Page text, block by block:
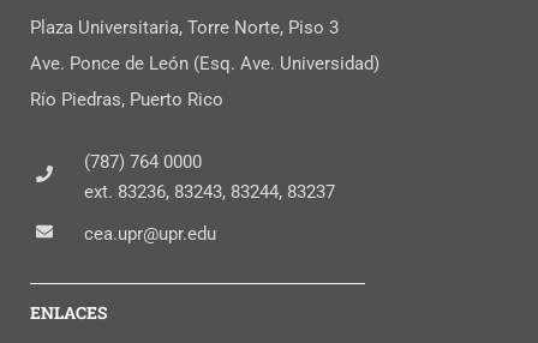
Plaza Universitaria, Torre Norte, Piso 3
Ave. Ponce de León (Esq. Ave. Universidad)
Río Piedras, Puerto Rico
(787) 764 0000
ext. 83236, 83243, 83244, 83237
cea.upr@upr.edu
ENLACES